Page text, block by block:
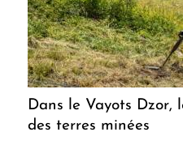
Dans le Vayots
des terres minées